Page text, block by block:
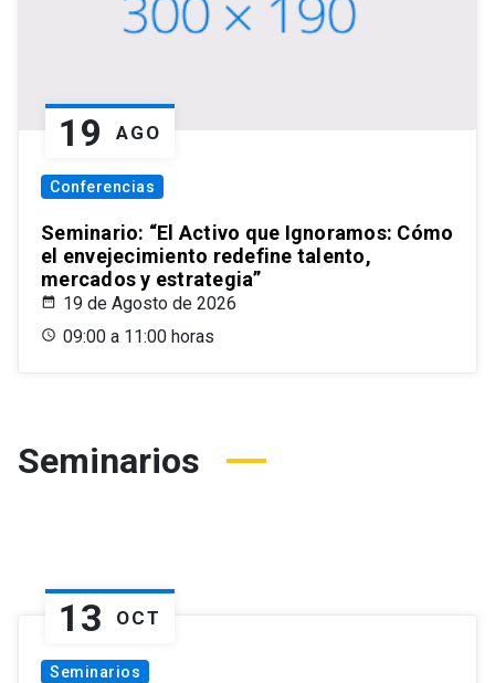
19 AGO
Conferencias
Seminario: “El Activo que Ignoramos: Cómo
el envejecimiento redefine talento,
mercados y estrategia”
19 de Agosto de 2026
09:00 a 11:00 horas
Seminarios
13 OCT
Seminarios